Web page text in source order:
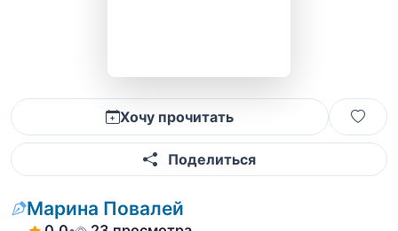
Хочу прочитать
Поделиться
Марина Повалей